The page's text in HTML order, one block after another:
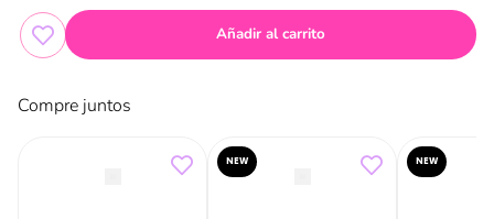
Añadir al carrito
Compre juntos
NEW NEW